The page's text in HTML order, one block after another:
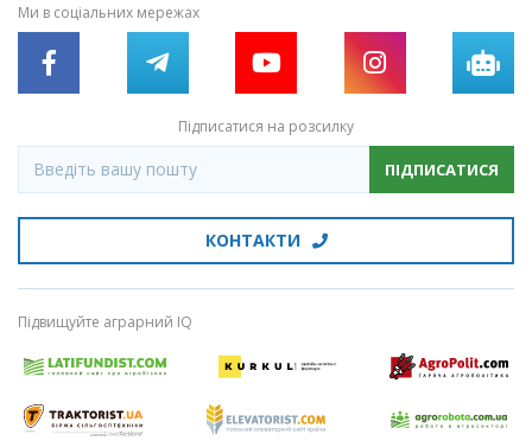
Ми в соціальних мережах
Підписатися на розсилку
ПІДПИСАТИСЯ
КОНТАКТИ
Підвищуйте аграрний IQ